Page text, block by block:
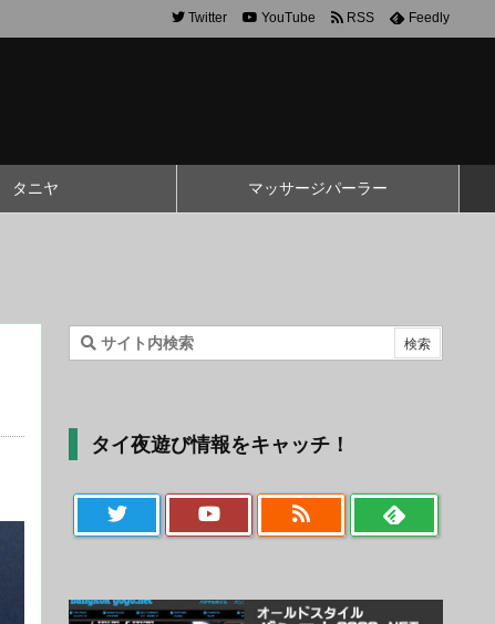
タニヤ マッサージパーラー
Twitter YouTube RSS Feedly
タイ夜遊び情報をキャッチ！